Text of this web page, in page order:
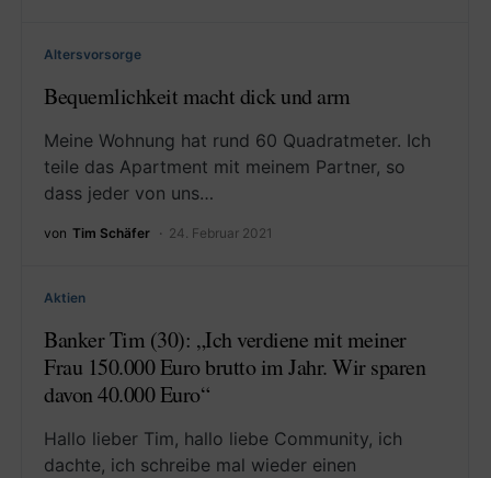
Altersvorsorge
Bequemlichkeit macht dick und arm
Meine Wohnung hat rund 60 Quadratmeter. Ich
teile das Apartment mit meinem Partner, so
dass jeder von uns…
von Tim Schäfer 24. Februar 2021
Aktien
Banker Tim (30): „Ich verdiene mit meiner
Frau 150.000 Euro brutto im Jahr. Wir sparen
davon 40.000 Euro“
Hallo lieber Tim, hallo liebe Community, ich
dachte, ich schreibe mal wieder einen